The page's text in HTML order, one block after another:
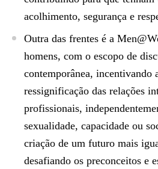
acolhimento, segurança e
Outra das frentes é a
homens, com o escopo de
contemporânea, incentivando
ressignificação das relações
profissionais,
sexualidade, capacidade ou
criação de um futuro mais
desafiando os preconceitos e